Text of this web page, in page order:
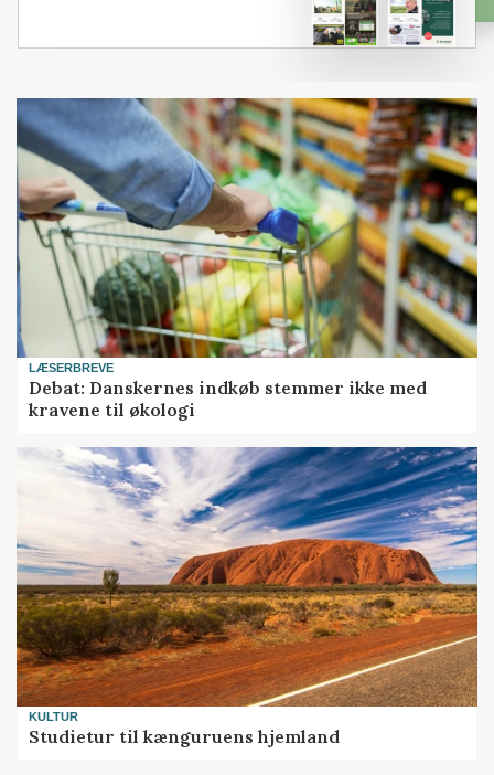
LÆSERBREVE
Debat: Danskernes indkøb stemmer ikke med
kravene til økologi
KULTUR
Studietur til kænguruens hjemland